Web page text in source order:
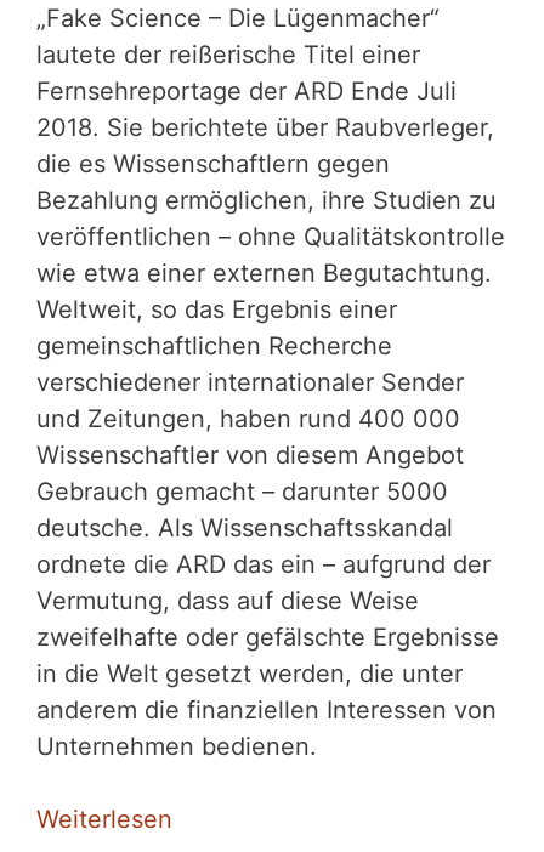
„Fake Science – Die Lügenmacher“
lautete der reißerische Titel einer
Fernsehreportage der ARD Ende Juli
2018. Sie berichtete über Raubverleger,
die es Wissenschaftlern gegen
Bezahlung ermöglichen, ihre Studien zu
veröffentlichen – ohne Qualitätskontrolle
wie etwa einer externen Begutachtung.
Weltweit, so das Ergebnis einer
gemeinschaftlichen Recherche
verschiedener internationaler Sender
und Zeitungen, haben rund 400 000
Wissenschaftler von diesem Angebot
Gebrauch gemacht – darunter 5000
deutsche. Als Wissenschaftsskandal
ordnete die ARD das ein – aufgrund der
Vermutung, dass auf diese Weise
zweifelhafte oder gefälschte Ergebnisse
in die Welt gesetzt werden, die unter
anderem die finanziellen Interessen von
Unternehmen bedienen.
Weiterlesen